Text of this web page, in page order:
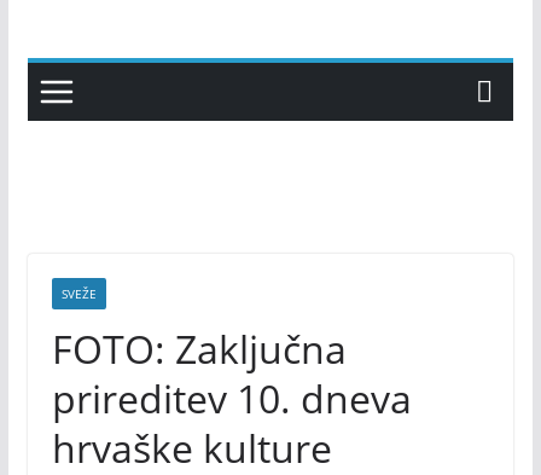
content
SVEŽE
FOTO: Zaključna
prireditev 10. dneva
hrvaške kulture